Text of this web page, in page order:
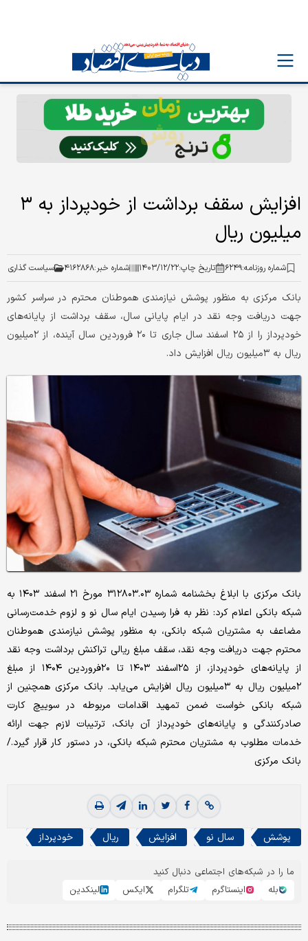
افزایش سقف برداشت از خودپرداز به ۳
میلیون ریال
شماره روزنامه:۶۲۴۹ تاریخ چاپ:۱۴۰۳/۱۲/۲۲ شماره خبر:۴۱۶۲۸۶۸ سیاست گذاری
بانک مرکزی به منظور پوشش نیازمندی هموطنان محترم در سراسر کشور
جهت دریافت وجه نقد در ایام پایانی سال، سقف برداشت از پایانه‌های
خودپرداز را از ۲۵ اسفند سال جاری تا ۲۰ فروردین سال آینده، از ۲میلیون
ریال به ۳میلیون ریال افزایش داد.
بانک مرکزی با ابلاغ بخشنامه‌ شماره ۳۱۲۸۰۳.۰۳ مورخ ۲۱ اسفند ۱۴۰۳ به
شبکه بانکی اعلام کرد: نظر به فرا رسیدن ایام سال نو و لزوم خدمت‌رسانی
مضاعف به مشتریان شبکه بانکی، به منظور پوشش نیازمندی هموطنان
محترم جهت دریافت وجه نقد، سقف مبلغ ریالی تراکنش برداشت وجه نقد
از پایانه‌های خودپرداز،‌ از ۲۵اسفند ۱۴۰۳ تا ۲۰فروردین ۱۴۰۴ از مبلغ
۲میلیون ریال به ۳میلیون ریال افزایش می‌یابد. بانک مرکزی همچنین از
شبکه بانکی خواست ضمن تمهید اقدامات مربوطه در سوییچ کارت
صادرکنندگی و پایانه‌های خودپرداز آن بانک، ترتیبات لازم جهت ارائه
خدمات مطلوب به مشتریان محترم شبکه بانکی، در دستور کار قرار گیرد.‌‌/
بانک مرکزی
پوشش سال نو افزایش ریال خودپرداز
ما را در شبکه‌های اجتماعی دنبال کنید
بله
اینستاگرم تلگرام ایکس لینکدین